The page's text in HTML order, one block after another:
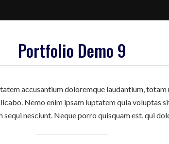
Portfolio Demo 9
accusantium doloremque laudantium,
Nemo enim ipsam luptatem quia voluptas
nesciunt. Neque porro quisquam est, qui